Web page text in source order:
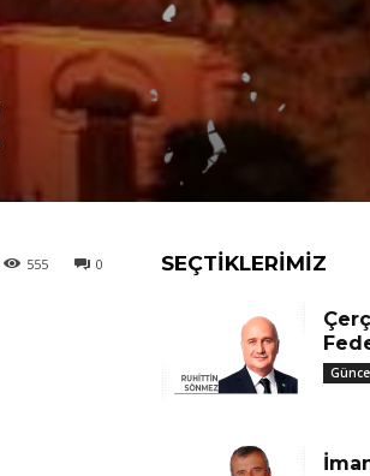
0
555 SEÇTIKLERIMIZ